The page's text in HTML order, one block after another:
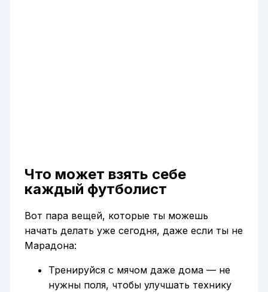
Что может взять себе
каждый футболист
Вот пара вещей, которые ты можешь
начать делать уже сегодня, даже если ты не
Марадона:
Тренируйся с мячом даже дома — не
нужны поля, чтобы улучшать технику